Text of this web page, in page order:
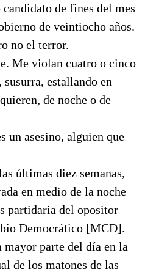
de fines del mes
de veintiocho años.
no el terror.
Me violan cuatro o cinco
estallando en
de noche o de
un asesino, alguien que
últimas diez semanas,
en medio de la noche
partidaria del opositor
Democrático [MCD].
mayor parte del día en la
de los matones de las